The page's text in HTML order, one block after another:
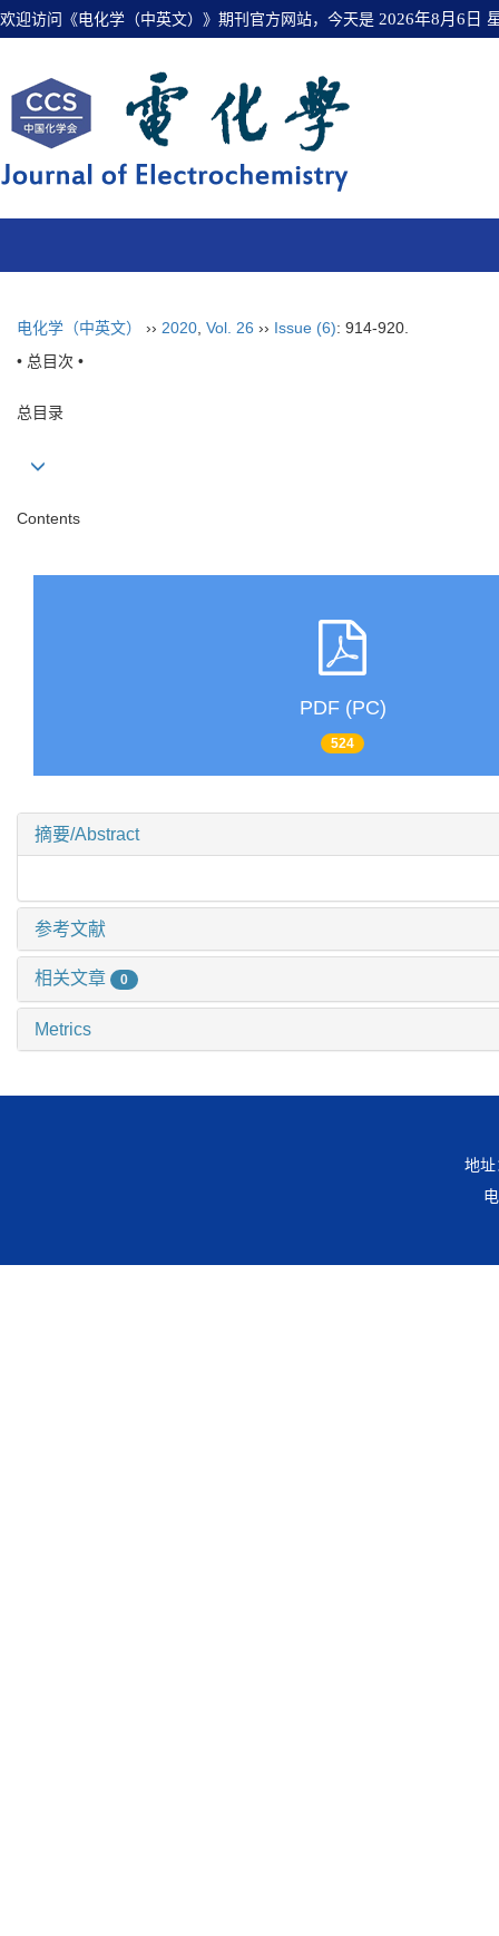
欢迎访问《电化学（中英文）》期刊官方网站，今天是 2026年8月6日
电化学（中英文） ›› 2020 Vol. 26 ›› Issue (6): 914-920.
• 总目次 •
总目录
Contents
PDF (PC)
524
摘要/Abstract
参考文献
相关文章 0
Metrics
地